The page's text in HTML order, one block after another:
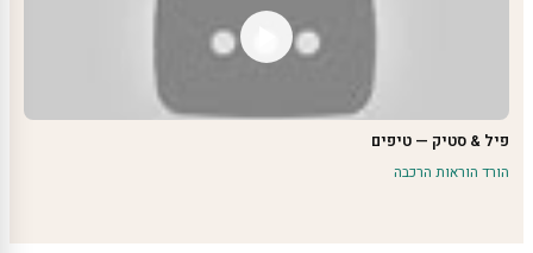
פיל & סטיק — טיפים
הורד הוראות הרכבה